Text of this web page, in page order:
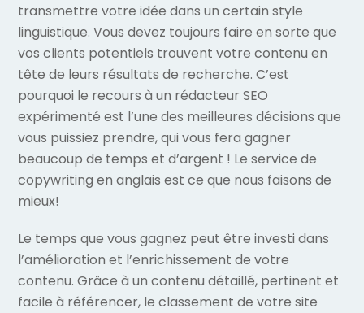
transmettre votre idée dans un certain style
linguistique. Vous devez toujours faire en sorte que
vos clients potentiels trouvent votre contenu en
tête de leurs résultats de recherche. C’est
pourquoi le recours à un rédacteur SEO
expérimenté est l’une des meilleures décisions que
vous puissiez prendre, qui vous fera gagner
beaucoup de temps et d’argent ! Le service de
copywriting en anglais est ce que nous faisons de
mieux!
Le temps que vous gagnez peut être investi dans
l’amélioration et l’enrichissement de votre
contenu. Grâce à un contenu détaillé, pertinent et
facile à référencer, le classement de votre site